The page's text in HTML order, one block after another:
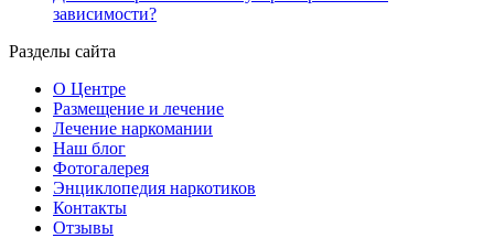
зависимости?
Разделы сайта
О Центре
Размещение и лечение
Лечение наркомании
Наш блог
Фотогалерея
Энциклопедия наркотиков
Контакты
Отзывы